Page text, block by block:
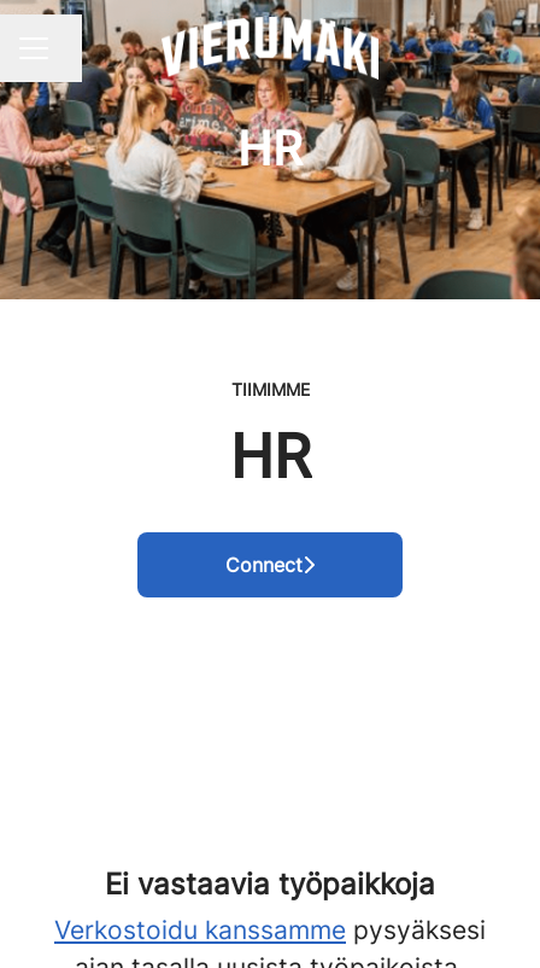
URAVALIKKO
Jaa sivu
HR
TIIMIMME
HR
Connect
Ei vastaavia työpaikkoja
Verkostoidu kanssamme pysyäksesi